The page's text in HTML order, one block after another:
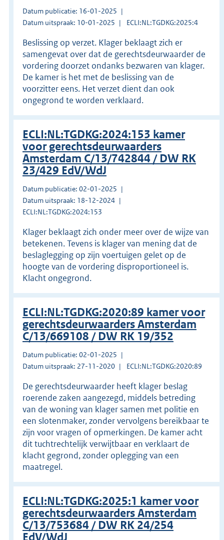
Datum publicatie: 16-01-2025
Datum uitspraak: 10-01-2025
ECLI:NL:TGDKG:2025:4
Beslissing op verzet. Klager beklaagt zich er
samengevat over dat de gerechtsdeurwaarder de
vordering doorzet ondanks bezwaren van klager.
De kamer is het met de beslissing van de
voorzitter eens. Het verzet dient dan ook
ongegrond te worden verklaard.
ECLI:NL:TGDKG:2024:153 kamer
voor gerechtsdeurwaarders
Amsterdam C/13/742844 / DW RK
23/429 EdV/WdJ
Datum publicatie: 02-01-2025
Datum uitspraak: 18-12-2024
ECLI:NL:TGDKG:2024:153
Klager beklaagt zich onder meer over de wijze van
betekenen. Tevens is klager van mening dat de
beslaglegging op zijn voertuigen gelet op de
hoogte van de vordering disproportioneel is.
Klacht ongegrond.
ECLI:NL:TGDKG:2020:89 kamer voor
gerechtsdeurwaarders Amsterdam
C/13/669108 / DW RK 19/352
Datum publicatie: 02-01-2025
Datum uitspraak: 27-11-2020
ECLI:NL:TGDKG:2020:89
De gerechtsdeurwaarder heeft klager beslag
roerende zaken aangezegd, middels betreding
van de woning van klager samen met politie en
een slotenmaker, zonder vervolgens bereikbaar te
zijn voor vragen of opmerkingen. De kamer acht
dit tuchtrechtelijk verwijtbaar en verklaart de
klacht gegrond, zonder oplegging van een
maatregel.
ECLI:NL:TGDKG:2025:1 kamer voor
gerechtsdeurwaarders Amsterdam
C/13/753684 / DW RK 24/254
EdV/WdJ